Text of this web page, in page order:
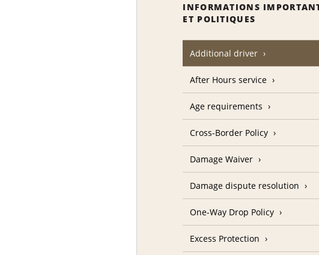
INFORMATIONS
ET POLITIQUES
Additional driver
After Hours service
Age requirements
Cross-Border Policy
Damage Waiver
Damage dispute resolution
One-Way Drop Policy
Excess Protection